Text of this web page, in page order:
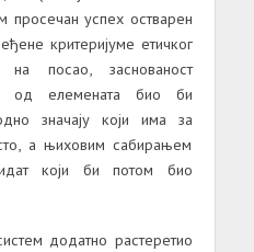
просечан успех остварен
критеријуме етичког
посао, заснованост
од елемената био би
значају који има за
а њиховим сабирањем
који би потом био
додатно растеретио